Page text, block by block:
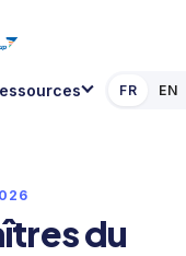
FR EN
du